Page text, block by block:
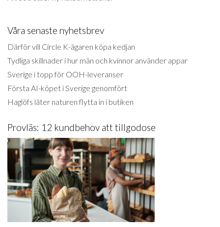
Våra senaste nyhetsbrev
Därför vill Circle K-ägaren köpa kedjan
Tydliga skillnader i hur män och kvinnor använder appar
Sverige i topp för OOH-leveranser
Första AI-köpet i Sverige genomfört
Haglöfs låter naturen flytta in i butiken
Provläs: 12 kundbehov att tillgodose